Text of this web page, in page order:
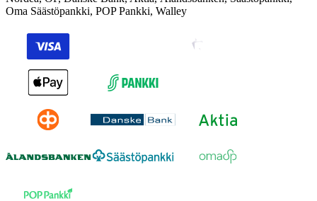
Oma Säästöpankki, POP Pankki, Walley